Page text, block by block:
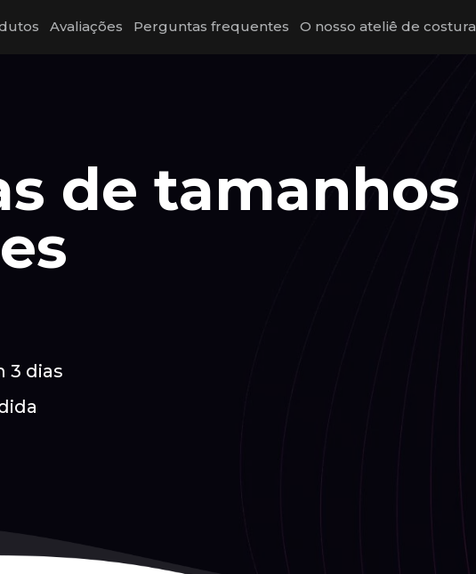
Avaliações Perguntas frequentes O nosso ateliê de costura
de tamanhos
3 dias